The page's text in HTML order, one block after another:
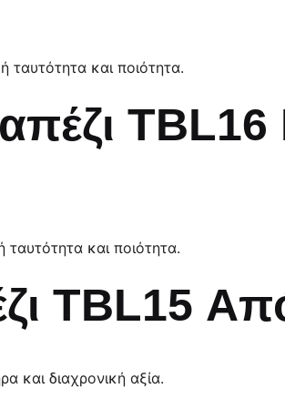
ταυτότητα και ποιότητα.
TBL16
ταυτότητα και ποιότητα.
TBL15
και διαχρονική αξία.